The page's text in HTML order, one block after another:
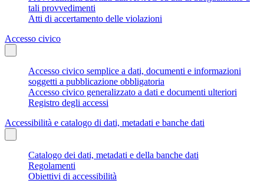
tali provvedimenti
Atti di accertamento delle violazioni
Accesso civico
Accesso civico semplice a dati, documenti e informazioni
soggetti a pubblicazione obbligatoria
Accesso civico generalizzato a dati e documenti ulteriori
Registro degli accessi
Accessibilità e catalogo di dati, metadati e banche dati
Catalogo dei dati, metadati e della banche dati
Regolamenti
Obiettivi di accessibilità